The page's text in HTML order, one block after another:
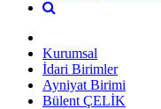
Kurumsal
İdari Birimler
Ayniyat Birimi
Bülent ÇELİK